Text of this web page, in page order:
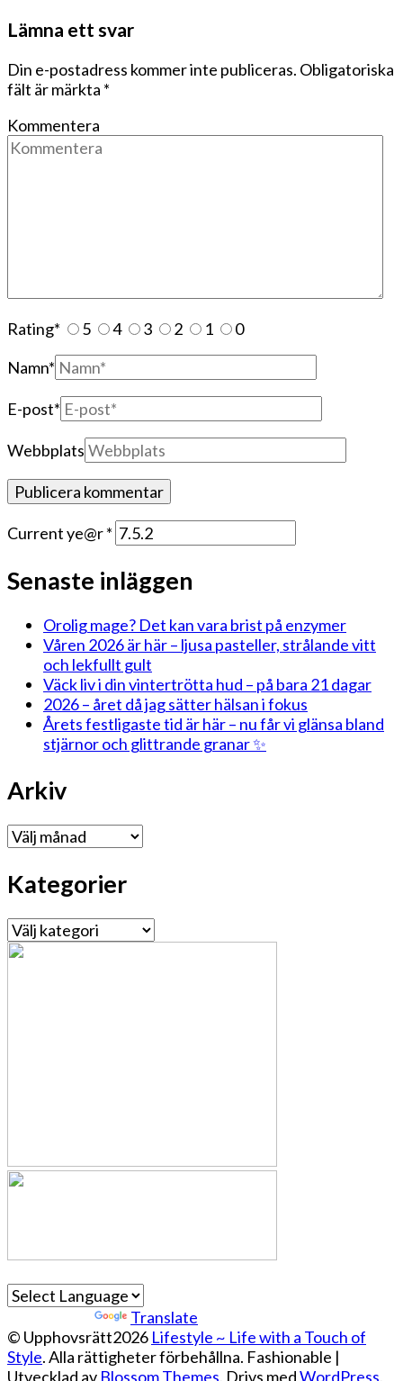
Lämna ett svar
Din e-postadress kommer inte publiceras. Obligatoriska
fält är märkta *
Kommentera
Rating* 5 4 3 2 1
0
Namn*
E-post*
Webbplats
Current ye@r*
Senaste inläggen
Orolig mage? Det kan vara brist på enzymer
Våren 2026 är här – ljusa pasteller, strålande vitt
och lekfullt gult
Väck liv i din vintertrötta hud – på bara 21 dagar
2026 – året då jag sätter hälsan i fokus
Årets festligaste tid är här – nu får vi glänsa bland
stjärnor och glittrande granar ✨
Arkiv
Arkiv
Kategorier
Kategorier
Translate
© Upphovsrätt2026 Lifestyle ~ Life with a Touch of
Style. Alla rättigheter förbehållna. Fashionable |
Utvecklad av Blossom Themes . Drivs medWordPress